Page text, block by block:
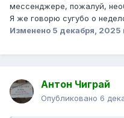
мессенджере, пожалуй,
Я же говорю сугубо о
Изменено 5 декабря, 2025
Антон Чиграй
Опубликовано 6